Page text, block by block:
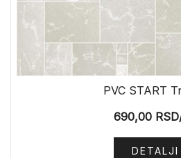
PVC START
690,00RSD
DETALJI